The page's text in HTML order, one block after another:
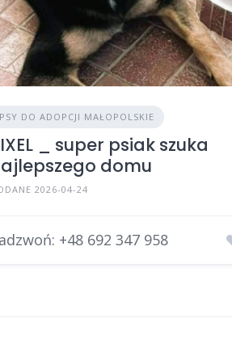
PSY DO ADOPCJI MAŁOPOLSKIE
_ super psiak szuka
domu
2026-04-24
+48 692 347 958